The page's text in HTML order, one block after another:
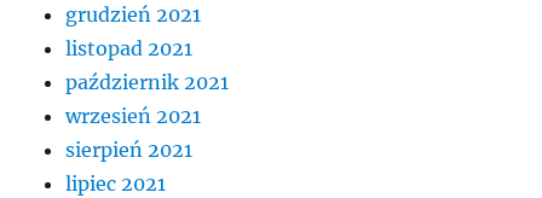
grudzień 2021
listopad 2021
październik 2021
wrzesień 2021
sierpień 2021
lipiec 2021